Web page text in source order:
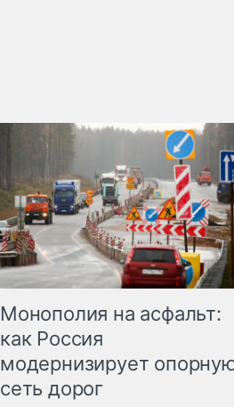
Монополия на асфальт:
как Россия
модернизирует
сеть дорог